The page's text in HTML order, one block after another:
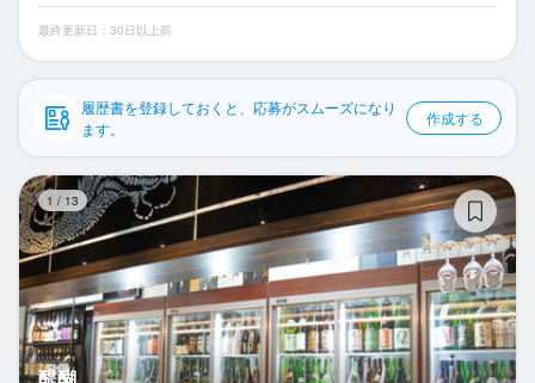
食べログ求人PRESS
企業情報
最終更新日：30日以上前
履歴書を登録しておくと、応募がスムーズになり
ます。
作成する
1 / 13
醍醐